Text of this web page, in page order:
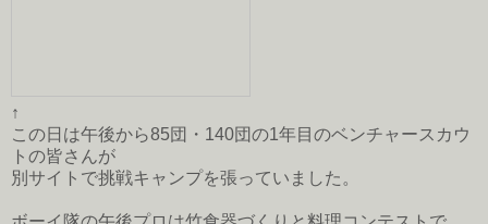
↑
この日は午後から85団・140団の1年目のベンチャースカウ
トの皆さんが
別サイトで挑戦キャンプを張っていました。